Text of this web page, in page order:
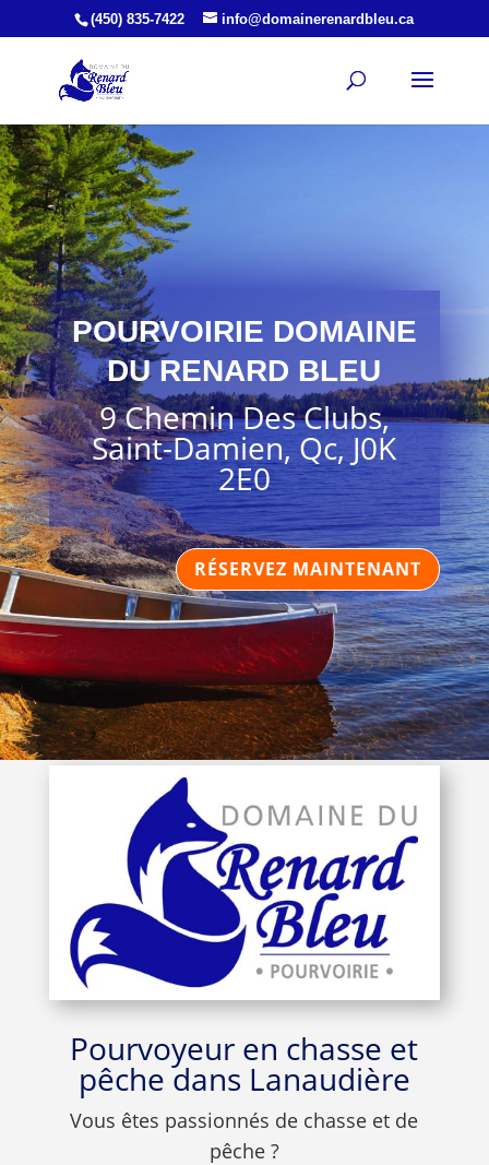
(450) 835-7422 info@domainerenardbleu.ca
POURVOIRIE DOMAINE
DU RENARD BLEU
9 Chemin Des Clubs,
Saint-Damien, Qc, J0K
2E0
RÉSERVEZ MAINTENANT
Pourvoyeur en chasse et
pêche dans Lanaudière
Vous êtes passionnés de chasse et de
pêche ?